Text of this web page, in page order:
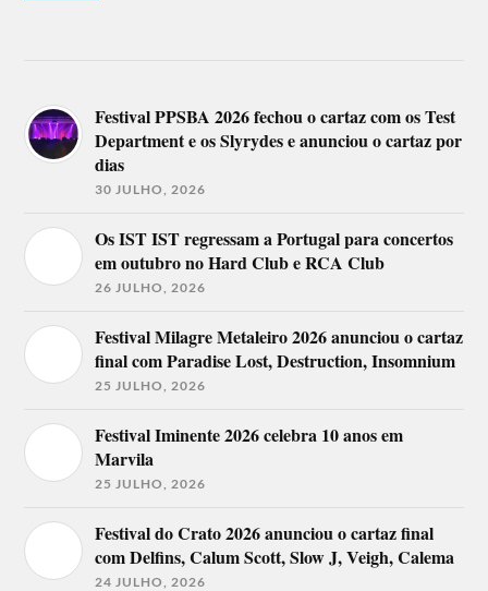
Festival PPSBA 2026 fechou o cartaz com os Test
Department e os Slyrydes e anunciou o cartaz por
dias
30 JULHO, 2026
Os IST IST regressam a Portugal para concertos
em outubro no Hard Club e RCA Club
26 JULHO, 2026
Festival Milagre Metaleiro 2026 anunciou o cartaz
final com Paradise Lost, Destruction, Insomnium
25 JULHO, 2026
Festival Iminente 2026 celebra 10 anos em
Marvila
25 JULHO, 2026
Festival do Crato 2026 anunciou o cartaz final
com Delfins, Calum Scott, Slow J, Veigh, Calema
24 JULHO, 2026